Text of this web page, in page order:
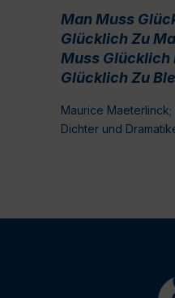
Man Muss
Glücklich Zu
Muss Glücklich
Glücklich Zu
Maurice
Dichter und